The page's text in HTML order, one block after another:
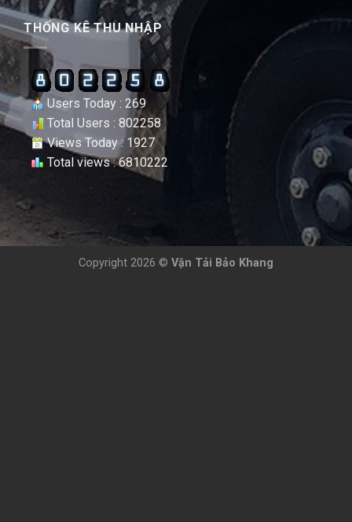
THỐNG KÊ THU NHẬP
Users Today : 269
Total Users : 802258
Views Today : 1927
Total views : 6810222
Copyright 2026 © Vận Tải Bảo Khang